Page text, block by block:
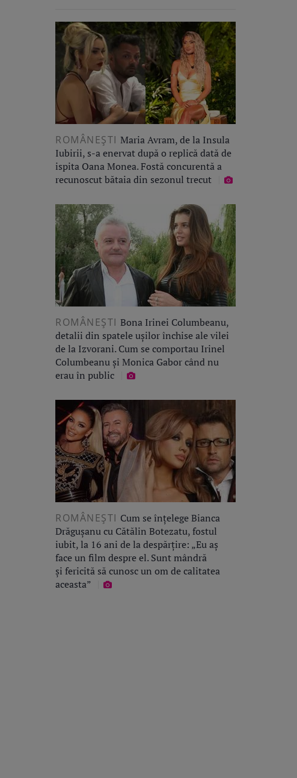
ROMÂNEŞTI Maria Avram, de la Insula
Iubirii, s-a enervat după o replică dată de
ispita Oana Monea. Fostă concurentă a
recunoscut bătaia din sezonul trecut
ROMÂNEŞTI Bona Irinei Columbeanu,
detalii din spatele ușilor închise ale vilei
de la Izvorani. Cum se comportau Irinel
Columbeanu și Monica Gabor când nu
erau în public
ROMÂNEŞTI Cum se înțelege Bianca
Drăgușanu cu Cătălin Botezatu, fostul
iubit, la 16 ani de la despărțire: „Eu aș
face un film despre el. Sunt mândră
și fericită să cunosc un om de calitatea
aceasta”